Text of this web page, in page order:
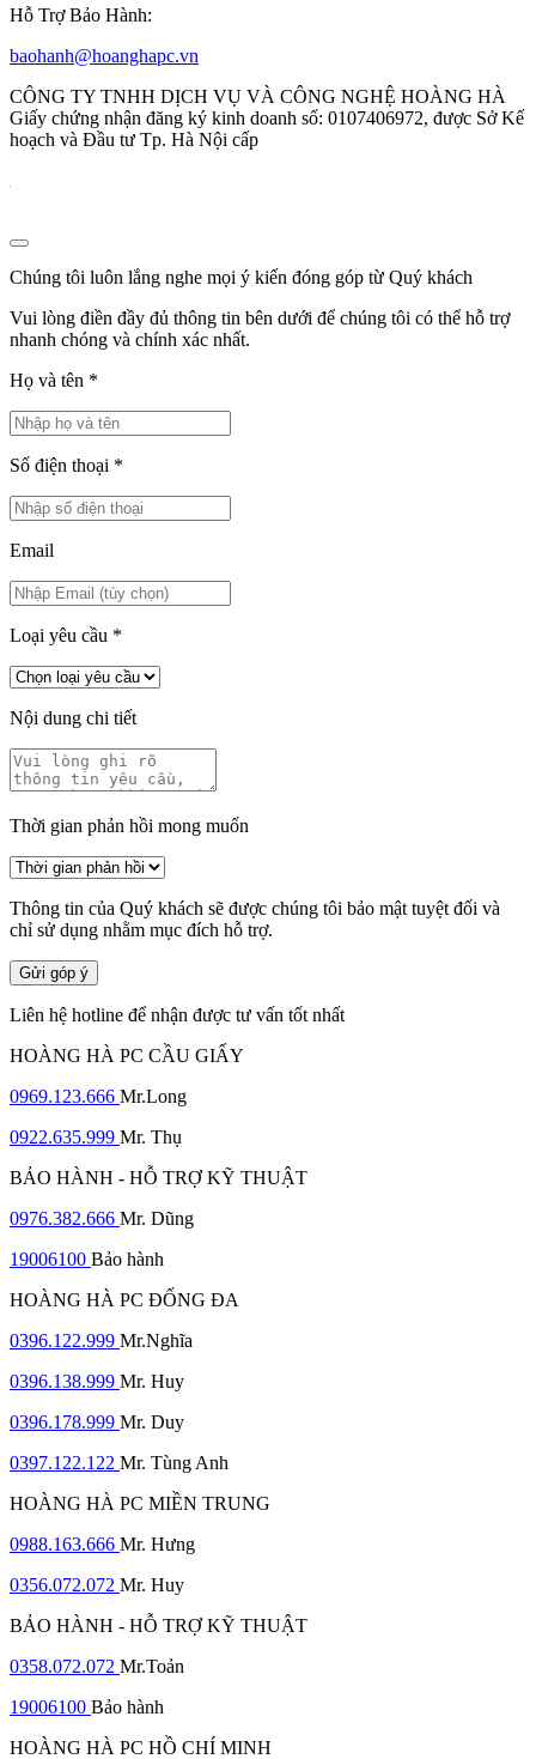
Hỗ Trợ Bảo Hành:
baohanh@hoanghapc.vn
CÔNG TY TNHH DỊCH VỤ VÀ CÔNG NGHỆ HOÀNG HÀ
Giấy chứng nhận đăng ký kinh doanh số: 0107406972, được Sở Kế
hoạch và Đầu tư Tp. Hà Nội cấp
Chúng tôi luôn lắng nghe mọi ý kiến đóng góp từ Quý khách
Vui lòng điền đầy đủ thông tin bên dưới để chúng tôi có thể hỗ trợ
nhanh chóng và chính xác nhất.
Họ và tên *
Số điện thoại *
Email
Loại yêu cầu *
Nội dung chi tiết
Thời gian phản hồi mong muốn
Thông tin của Quý khách sẽ được chúng tôi bảo mật tuyệt đối và
chỉ sử dụng nhằm mục đích hỗ trợ.
Gửi góp ý
Liên hệ hotline để nhận được tư vấn tốt nhất
HOÀNG HÀ PC CẦU GIẤY
0969.123.666 Mr.Long
0922.635.999 Mr. Thụ
BẢO HÀNH - HỖ TRỢ KỸ THUẬT
0976.382.666 Mr. Dũng
19006100 Bảo hành
HOÀNG HÀ PC ĐỐNG ĐA
0396.122.999 Mr.Nghĩa
0396.138.999 Mr. Huy
0396.178.999 Mr. Duy
0397.122.122 Mr. Tùng Anh
HOÀNG HÀ PC MIỀN TRUNG
0988.163.666 Mr. Hưng
0356.072.072 Mr. Huy
BẢO HÀNH - HỖ TRỢ KỸ THUẬT
0358.072.072 Mr.Toản
19006100 Bảo hành
HOÀNG HÀ PC HỒ CHÍ MINH